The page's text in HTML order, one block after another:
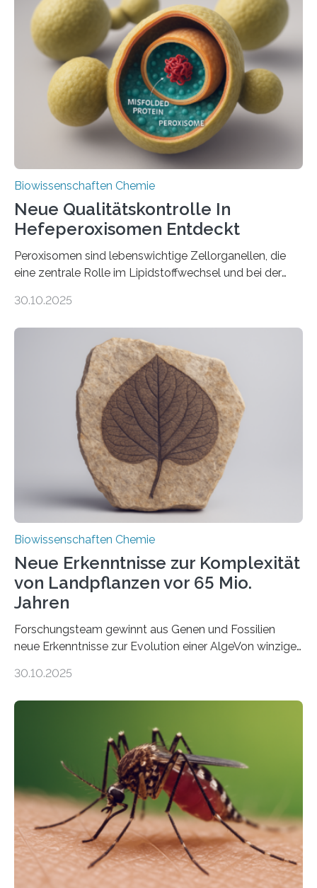
Biowissenschaften Chemie
Neue Qualitätskontrolle In
Hefeperoxisomen Entdeckt
Peroxisomen sind lebenswichtige Zellorganellen, die
eine zentrale Rolle im Lipidstoffwechsel und bei der
erfüllen können, müssen zahlreiche Enzyme präzise in
der Ruhr-Universität Bochum um Prof. Dr. Ralf Erdmann
und Dr. Ismaila Francis Yusuf hat nun einen bislang
unbekannten Qualitätskontrollmechanismus des
peroxisomalen Proteintransports in der Bäckerhefe
Saccharomyces cerevisiae entdeckt, der für die
Funktionsfähigkeit der Organellen entscheidend ist. Die
Studie wurde am 28. Oktober 2025 in der
Fachzeitschrift…
30.10.2025
Biowissenschaften Chemie
Neue Erkenntnisse zur Komplexität
von Landpflanzen vor 65 Mio.
Jahren
Forschungsteam gewinnt aus Genen und Fossilien
neue Erkenntnisse zur Evolution einer AlgeVon winzigen
Landpflanzen zählen zu den komplexesten
Grünalgen, die vor Hunderten von Millionen Jahren
lebten. Unter den Vorfahren sticht eine Gruppe heraus,
die noch heute in der Natur vorkommt: die
Süßwasseralge Coleochaetophyceae. Einige Arten
dieser Gruppe bilden aus Zellfäden dichte Geflechte
mit scheibenförmiger Gestalt. Was auffällig ist: Die
nächsten…
30.10.2025